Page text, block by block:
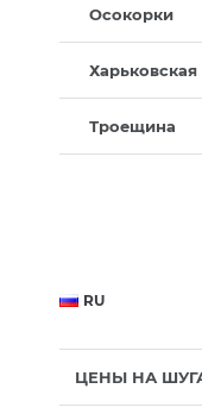
Осокорки
Харьковская
Троещина
RU
ЦЕНЫ НА